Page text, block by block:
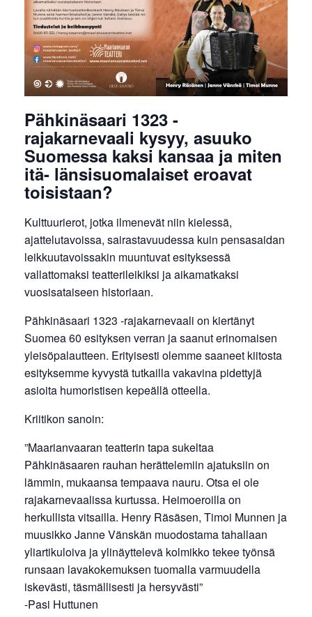
Pähkinäsaari 1323 -
rajakarnevaali kysyy, asuuko
Suomessa kaksi kansaa ja miten
itä- länsisuomalaiset eroavat
toisistaan?
Kulttuurierot, jotka ilmenevät niin kielessä,
ajattelutavoissa, sairastavuudessa kuin pensasaidan
leikkuutavoissakin muuntuvat esityksessä
vallattomaksi teatterileikiksi ja aikamatkaksi
vuosisataiseen historiaan.
Pähkinäsaari 1323 -rajakarnevaali on kiertänyt
Suomea 60 esityksen verran ja saanut erinomaisen
yleisöpalautteen. Erityisesti olemme saaneet kiitosta
esityksemme kyvystä tutkailla vakavina pidettyjä
asioita humoristisen kepeällä otteella.
Kriitikon sanoin:
”Maarianvaaran teatterin tapa sukeltaa
Pähkinäsaaren rauhan herättelemiin ajatuksiin on
lämmin, mukaansa tempaava nauru. Otsa ei ole
rajakarnevaalissa kurtussa. Heimoeroilla on
herkullista vitsailla. Henry Räsäsen, Timoi Munnen ja
muusikko Janne Vänskän muodostama tahallaan
yliartikuloiva ja ylinäyttelevä kolmikko tekee työnsä
runsaan lavakokemuksen tuomalla varmuudella
iskevästi, täsmällisesti ja hersyvästi”
-Pasi Huttunen